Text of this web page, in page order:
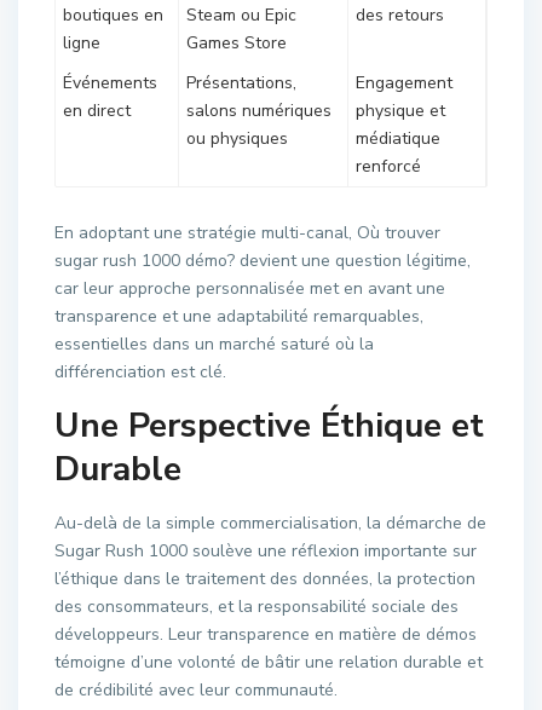
boutiques en
ligne
Steam ou Epic
Games Store
des retours
Événements
en direct
Présentations,
salons numériques
ou physiques
Engagement
physique et
médiatique
renforcé
En adoptant une stratégie multi-canal, Où trouver
sugar rush 1000 démo? devient une question légitime,
car leur approche personnalisée met en avant une
transparence et une adaptabilité remarquables,
essentielles dans un marché saturé où la
différenciation est clé.
Une Perspective Éthique et
Durable
Au-delà de la simple commercialisation, la démarche de
Sugar Rush 1000 soulève une réflexion importante sur
l’éthique dans le traitement des données, la protection
des consommateurs, et la responsabilité sociale des
développeurs. Leur transparence en matière de démos
témoigne d’une volonté de bâtir une relation durable et
de crédibilité avec leur communauté.